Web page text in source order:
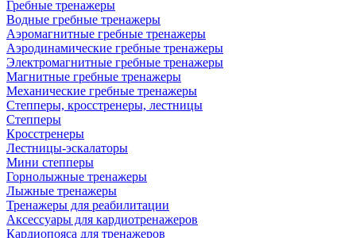
Гребные тренажеры
Водные гребные тренажеры
Аэромагнитные гребные тренажеры
Аэродинамические гребные тренажеры
Электромагнитные гребные тренажеры
Магнитные гребные тренажеры
Механические гребные тренажеры
Степперы, кросстренеры, лестницы
Степперы
Кросстренеры
Лестницы-эскалаторы
Мини степперы
Горнолыжные тренажеры
Лыжные тренажеры
Тренажеры для реабилитации
Аксессуары для кардиотренажеров
Кардиопояса для тренажеров